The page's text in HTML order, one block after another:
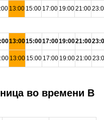
13:00 15:00 17:00 19:0021:00
13:0015:0017:0019:0021:00
13:00 15:00 17:00 19:0021:00
во времени В